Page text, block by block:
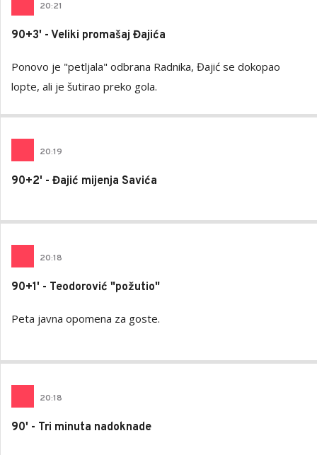
20:21
90+3' - Veliki promašaj Đajića
Ponovo je "petljala" odbrana Radnika, Đajić se dokopao
lopte, ali je šutirao preko gola.
20:19
90+2' - Đajić mijenja Savića
20:18
90+1' - Teodorović "požutio"
Peta javna opomena za goste.
20:18
90' - Tri minuta nadoknade